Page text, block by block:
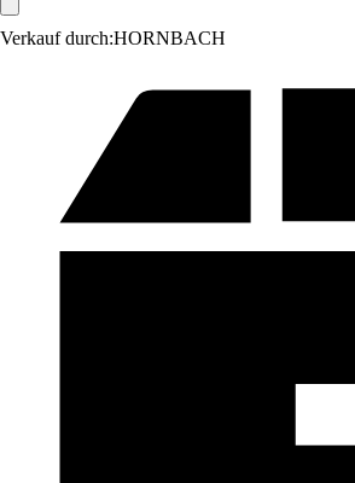
Verkauf durch:HORNBACH